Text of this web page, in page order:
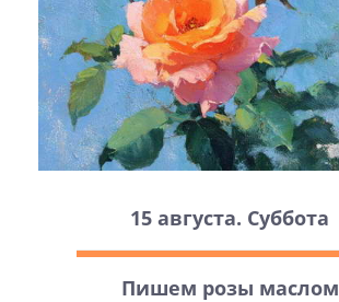
15 августа. Суббота
Пишем розы маслом